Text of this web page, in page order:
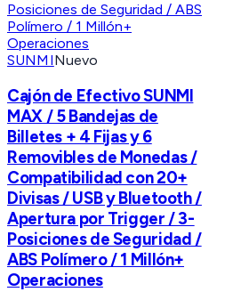
SUNMINuevo
Cajón de Efectivo SUNMI
MAX / 5 Bandejas de
Billetes + 4 Fijas y 6
Removibles de Monedas /
Compatibilidad con 20+
Divisas / USB y Bluetooth /
Apertura por Trigger / 3-
Posiciones de Seguridad /
ABS Polímero / 1 Millón+
Operaciones